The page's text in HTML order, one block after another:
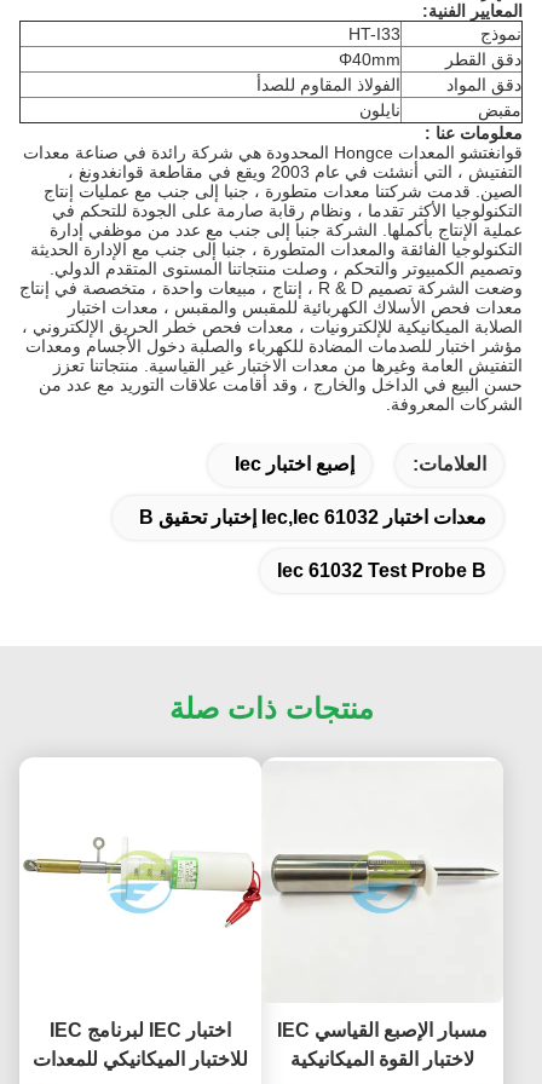
المعايير الفنية:
نموذج
HT-I33
دقق القطر
Φ40mm
دقق المواد
الفولاذ المقاوم للصدأ
مقبض
نايلون
معلومات عنا :
قوانغتشو المعدات Hongce المحدودة هي شركة رائدة في صناعة معدات
التفتيش ، التي أنشئت في عام 2003 ويقع في مقاطعة قوانغدونغ ،
الصين.
قدمت شركتنا معدات متطورة ، جنبا إلى جنب مع عمليات إنتاج
التكنولوجيا الأكثر تقدما ، ونظام رقابة صارمة على الجودة للتحكم في
عملية الإنتاج بأكملها.
الشركة جنبا إلى جنب مع عدد من موظفي إدارة
التكنولوجيا الفائقة والمعدات المتطورة ، جنبا إلى جنب مع الإدارة الحديثة
وتصميم الكمبيوتر والتحكم ، وصلت منتجاتنا المستوى المتقدم الدولي.
وضعت الشركة تصميم R & D ، إنتاج ، مبيعات واحدة ، متخصصة في إنتاج
معدات فحص الأسلاك الكهربائية للمقبس والمقبس ، معدات اختبار
الصلابة الميكانيكية للإلكترونيات ، معدات فحص خطر الحريق الإلكتروني ،
مؤشر اختبار للصدمات المضادة للكهرباء والصلبة دخول الأجسام ومعدات
التفتيش العامة وغيرها من معدات الاختبار غير القياسية.
منتجاتنا تعزز
حسن البيع في الداخل والخارج ، وقد أقامت علاقات التوريد مع عدد من
الشركات المعروفة.
العلامات: إصبع اختبار Iec
معدات اختبار Iec,iec 61032 إختبار تحقيق B
Iec 61032 Test Probe B
منتجات ذات صلة
مسبار الإصبع القياسي IEC
لاختبار القوة الميكانيكية
اختبار IEC لبرنامج IEC
للاختبار الميكانيكي للمعدات